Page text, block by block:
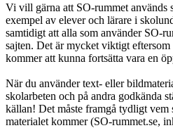
Vi vill gärna att SO-rummet används
exempel av elever och lärare i
samtidigt att alla som använder SO-
sajten. Det är mycket viktigt
kommer att kunna fortsätta vara en
När du använder text- eller
skolarbeten och på andra godkända
källan! Det måste framgå tydligt
materialet kommer (SO-rummet.se,